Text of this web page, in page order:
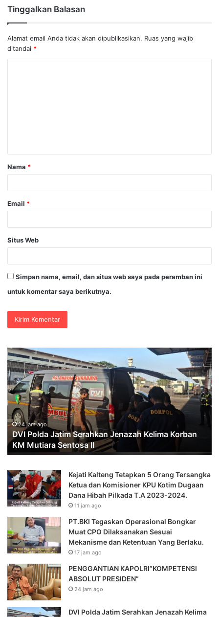
Tinggalkan Balasan
Alamat email Anda tidak akan dipublikasikan. Ruas yang wajib
ditandai *
a
r
Nama *
Email *
Situs Web
Simpan nama, email, dan situs web saya pada peramban ini
untuk komentar saya berikutnya.
DVI
Polda
Jatim
Serahkan
Jenazah
Kelima
Korban
KM
Mutiara
Sentosa
II
24 jam ago
DVI Polda Jatim Serahkan Jenazah Kelima Korban
KM Mutiara Sentosa II
di
Kejati Kalteng Tetapkan 5 Orang Tersangka
Ketua dan Komisioner KPU Kotim Dugaan
Dana Hibah Pilkada T.A 2023-2024.
11 jam ago
PT.BKI Tegaskan Operasional Bongkar
Muat CPO Dilaksanakan Sesuai
Mekanisme dan Ketentuan Yang Berlaku.
17 jam ago
PENGGANTIAN KAPOLRI”KOMPETENSI
ABSOLUT PRESIDEN”
24 jam ago
DVI Polda Jatim Serahkan Jenazah Kelima